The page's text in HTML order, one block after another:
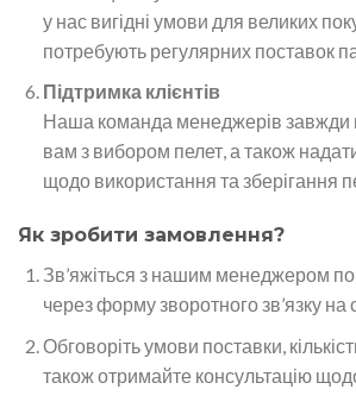
у нас вигідні умови для великих
потребують регулярних поставок
Підтримка клієнтів
Наша команда менеджерів завжди
вам з вибором пелет, а також
щодо використання та зберігання
Як зробити замовлення?
Зв’яжіться з нашим менеджером
через форму зворотного зв’язку на
Обговоріть умови поставки,
також отримайте консультацію щодо